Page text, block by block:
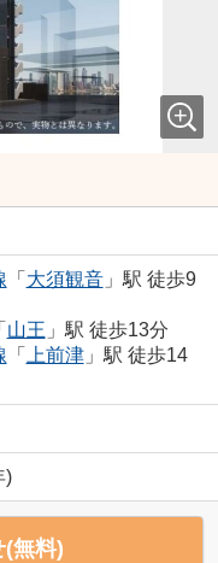
「 大須観音」駅 徒歩9
山王 」駅 徒歩13分
「 上前津」駅 徒歩14
)
(無料)